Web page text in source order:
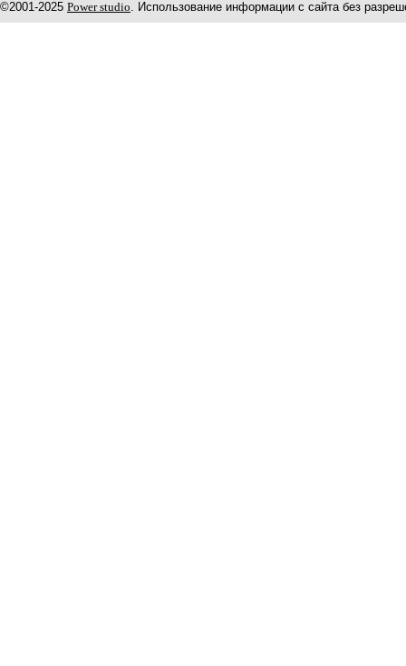
©2001-2025 Power studio. Использование информации с сайта без